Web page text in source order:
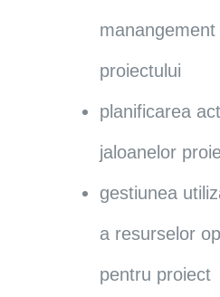
proiectului
planificarea
jaloanelor
gestiunea
a resurselor
pentru proiect